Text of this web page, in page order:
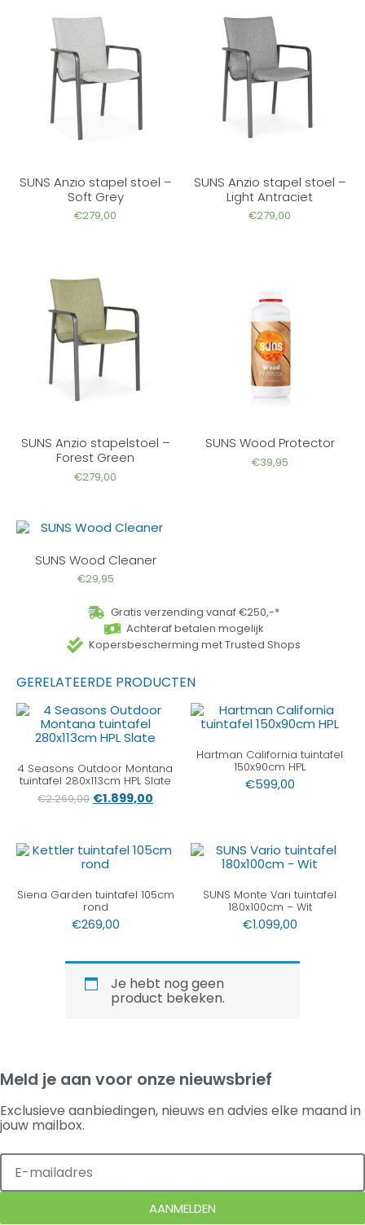
SUNS Anzio stapel stoel –
Soft Grey
€279,00
SUNS Anzio stapel stoel –
Light Antraciet
€279,00
SUNS Anzio stapelstoel –
Forest Green
€279,00
SUNS Wood Protector
€39,95
SUNS Wood Cleaner
€29,95
Gratis verzending vanaf €250,-*
Achteraf betalen mogelijk
Kopersbescherming met Trusted Shops
GERELATEERDE PRODUCTEN
4 Seasons Outdoor Montana
tuintafel 280x113cm HPL Slate
€2.269,00 €1.899,00
Hartman California tuintafel
150x90cm HPL
€599,00
Siena Garden tuintafel 105cm
rond
€269,00
SUNS Monte Vari tuintafel
180x100cm – Wit
€1.099,00
Je hebt nog geen
product bekeken.
Meld je aan voor onze nieuwsbrief
Exclusieve aanbiedingen, nieuws en advies elke maand in
jouw mailbox.
AANMELDEN